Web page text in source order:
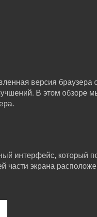
версия браузера
В этом обзоре
интерфейс, который
экрана